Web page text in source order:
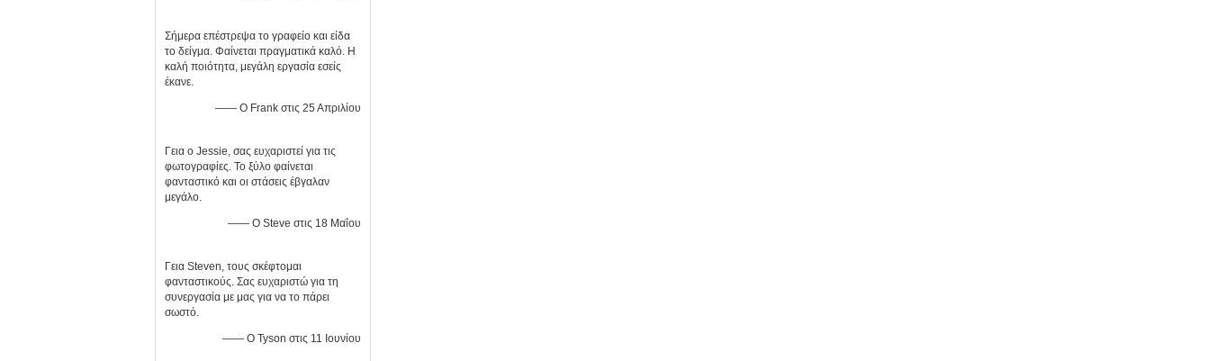
Σήμερα επέστρεψα το γραφείο και είδα
το δείγμα. Φαίνεται πραγματικά καλό. Η
καλή ποιότητα, μεγάλη εργασία εσείς
έκανε.
—— Ο Frank στις 25 Απριλίου
Γεια ο Jessie, σας ευχαριστεί για τις
φωτογραφίες. Το ξύλο φαίνεται
φανταστικό και οι στάσεις έβγαλαν
μεγάλο.
—— Ο Steve στις 18 Μαΐου
Γεια Steven, τους σκέφτομαι
φανταστικούς. Σας ευχαριστώ για τη
συνεργασία με μας για να το πάρει
σωστό.
—— Ο Tyson στις 11 Ιουνίου